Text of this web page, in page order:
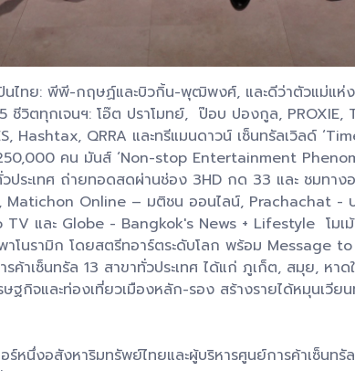
ไทย: พีพี-กฤษฏ์และบิวกิ้น-พุฒิพงศ์, และดีว่าตัวแม่แห่
วิตทุกเจนฯ: โอ๊ต ปราโมทย์, ป๊อบ ปองกูล, PROXIE,
Hashtax, QRRA และทรีแมนดาวน์ เซ็นทรัลเวิลด์
คน มันส์ ‘Non-stop Entertainment
ระเทศ ถ่ายทอดสดผ่านช่อง 3HD กด 33 และ ชมทา
Online – มติชน ออนไลน์, Prachachat -
TV และ Globe - Bangkok's News + Lifestyle โมเ
นรามิก โดยสตรีทอาร์ตระดับโลก พร้อม Message
าเซ็นทรัล 13 สาขาทั่วประเทศ ได้แก่ ภูเก็ต, สมุย, ห
ฐกิจและท่องเที่ยวเมืองหลัก-รอง สร้างรายได้หมุนเวี
นึ่งอสังหาริมทรัพย์ไทยและผู้บริหารศูนย์การค้าเซ็นทรั